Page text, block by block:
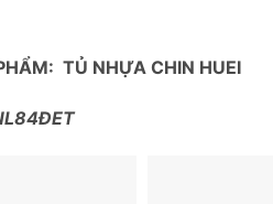
TỦ NHỰA CHIN HUEI